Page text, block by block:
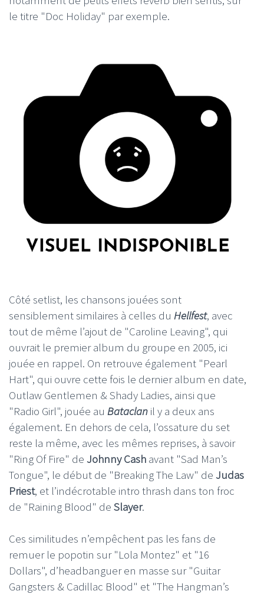
le titre "Doc Holiday" par exemple.
Côté setlist, les chansons jouées sont
sensiblement similaires à celles du Hellfest, avec
tout de même l’ajout de "Caroline Leaving", qui
ouvrait le premier album du groupe en 2005, ici
jouée en rappel. On retrouve également "Pearl
Hart", qui ouvre cette fois le dernier album en date,
Outlaw Gentlemen & Shady Ladies, ainsi que
"Radio Girl", jouée au Bataclan il y a deux ans
également. En dehors de cela, l’ossature du set
reste la même, avec les mêmes reprises, à savoir
"Ring Of Fire" de Johnny Cash avant "Sad Man’s
Tongue", le début de "Breaking The Law" de Judas
Priest, et l’indécrotable intro thrash dans ton froc
de "Raining Blood" de Slayer.
Ces similitudes n’empêchent pas les fans de
remuer le popotin sur "Lola Montez" et "16
Dollars", d’headbanguer en masse sur "Guitar
Gangsters & Cadillac Blood" et "The Hangman’s